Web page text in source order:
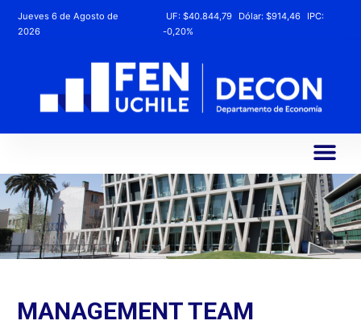
Jueves 6 de Agosto de
2026
UF: $40.844,79 Dólar: $914,46
IPC:
-0,20%
MANAGEMENT TEAM